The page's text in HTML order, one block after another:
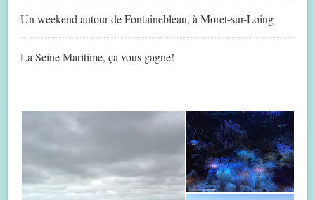
Un weekend autour de Fontainebleau, à Moret-sur-Loing
La Seine Maritime, ça vous gagne!